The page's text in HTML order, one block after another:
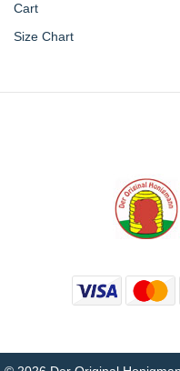
Cart
Size Chart